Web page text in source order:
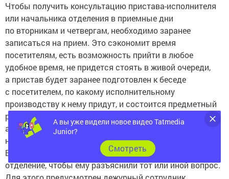
Чтобы получить консультацию пристава-исполнителя
или начальника отделения в приемные дни
по вторникам и четвергам, необходимо заранее
записаться на прием. Это сэкономит время
посетителям, есть возможность прийти в любое
удобное время, не придется стоять в живой очереди,
а пристав будет заранее подготовлен к беседе
с посетителем, по какому исполнительному
производству к нему придут, и состоится предметный
разговор. Как в случае онлайн приемов по взысканию
алиментов, когда сразу же после записи приставы
начинают отрабатывать обращение заявителя.
Бывает и такое, что гражданину необходимо посетить
отделение, чтобы ему разъяснили тот или иной вопрос.
А вы уже видели новое видео Tatmedia
Junior?
Cмотреть